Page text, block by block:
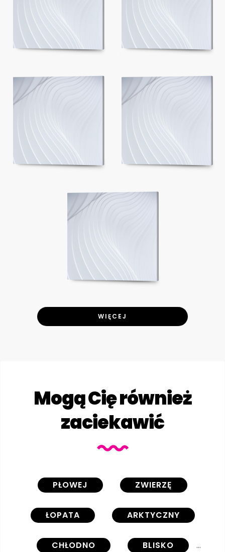
WIĘCEJ
Mogą Cię również
zaciekawić
PŁOWEJ ZWIERZĘ
ŁOPATA ARKTYCZNY
CHŁODNO BLISKO